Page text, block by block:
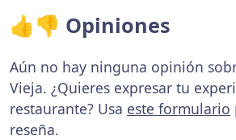
👍👎 Opiniones
Aún no hay ninguna opinión
Vieja. ¿Quieres expresar tu
restaurante? Usa este formulario
reseña.